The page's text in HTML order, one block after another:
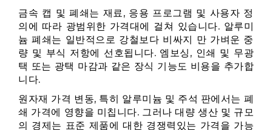
금속 캡 및 폐쇄는 재료, 응용 프로그램 및 사용자 정
의에 따라 광범위한 가격대에 걸쳐 있습니다. 알루미
늄 폐쇄는 일반적으로 강철보다 비싸지 만 가벼운 중
량 및 부식 저항에 선호됩니다. 엠보싱, 인쇄 및 무광
택 또는 광택 마감과 같은 장식 기능도 비용을 추가합
니다.
원자재 가격 변동, 특히 알루미늄 및 주석 판에서는 폐
쇄 가격에 영향을 미칩니다. 그러나 대량 생산 및 규모
의 경제는 표준 제품에 대한 경쟁력있는 가격을 가능